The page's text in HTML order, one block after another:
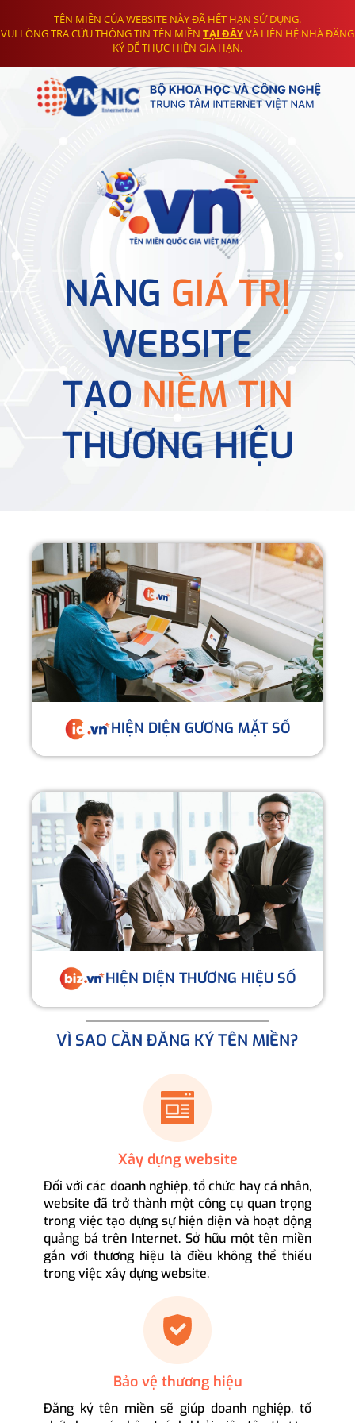
TÊN MIỀN CỦA WEBSITE NÀY ĐÃ HẾT HẠN SỬ DỤNG.
VUI LÒNG TRA CỨU THÔNG TIN TÊN MIỀN TẠI ĐÂYVÀ LIÊN HỆ NHÀ ĐĂNG
KÝ ĐỂ THỰC HIỆN GIA HẠN.
NÂNG GIÁ TRỊ
WEBSITE
TẠONIỀM TIN
THƯƠNG HIỆU
HIỆN DIỆN GƯƠNG MẶT SỐ
HIỆN DIỆN THƯƠNG HIỆU SỐ
VÌ SAO CẦN ĐĂNG KÝ TÊN MIỀN?
Xây dựng website
Đối với các doanh nghiệp, tổ chức hay cá nhân,
website đã trở thành một công cụ quan trọng
trong việc tạo dựng sự hiện diện và hoạt động
quảng bá trên Internet. Sở hữu một tên miền
gắn với thương hiệu là điều không thể thiếu
trong việc xây dựng website.
Bảo vệ thương hiệu
Đăng ký tên miền sẽ giúp doanh nghiệp, tổ